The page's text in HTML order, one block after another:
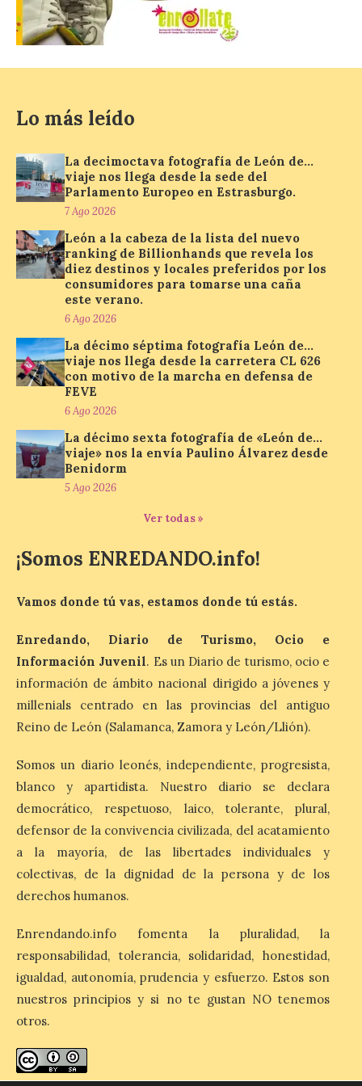
lanza un visor web para
localizar y disfrutar del
eclipse solar del 12 de
posición exacta del Sol y
así localizar el lugar ideal
para observar el eclipse
solar del 12 de agosto de 2026 sin
obstáculos. El visor es una herramienta a
la […]
Paradores renueva su
compromiso con La Vuelta
como patrocinador oficial
7 Ago 2026
La cadena hotelera pública
volverá a estar presente
en la zona de descanso
junto al control de firmas
y, como novedad, en el
Leaders Lounge, dos espacios exclusivos
para los ciclistas. El recorrido de La
Última llamada: Eclipse
Dónde alojarse y a qué
7 Ago 2026
León es la provincia más
económica (116€/noche),
pero también una de las
más agotadas: solo un 4%
Zamora, Palencia y Álava son las
provincias con menos margen: apenas un
1% de los alojamientos siguen libres para
esas […]
El eclipse genera un boom
de reservas hoteleras y
precios desorbitados,
7 Ago 2026
Asturias lidera el impacto
del fenómeno, con el
auge de la demanda redefine la
planificación: reservas más anticipadas y
Lo más leído
La decimoctava fotografía de León de…
viaje nos llega desde la sede del
Parlamento Europeo en Estrasburgo.
7 Ago 2026
León a la cabeza de la lista del nuevo
ranking de Billionhands que revela los
diez destinos y locales preferidos por los
consumidores para tomarse una caña
este verano.
6 Ago 2026
La décimo séptima fotografía León de…
viaje nos llega desde la carretera CL 626
con motivo de la marcha en defensa de
FEVE
6 Ago 2026
La décimo sexta fotografía de «León de…
viaje» nos la envía Paulino Álvarez desde
Benidorm
5 Ago 2026
Ver todas »
¡Somos ENREDANDO.info!
Vamos donde tú vas, estamos donde tú estás.
Enredando, Diario de Turismo, Ocio e
Información Juvenil. Es un Diario de turismo, ocio e
información de ámbito nacional dirigido a jóvenes y
millenials centrado en las provincias del antiguo
Reino de León (Salamanca, Zamora y León/Llión).
Somos un diario leonés, independiente, progresista,
blanco y apartidista. Nuestro diario se declara
democrático, respetuoso, laico, tolerante, plural,
defensor de la convivencia civilizada, del acatamiento
a la mayoría, de las libertades individuales y
colectivas, de la dignidad de la persona y de los
derechos humanos.
Enrendando.info fomenta la pluralidad, la
responsabilidad, tolerancia, solidaridad, honestidad,
igualdad, autonomía, prudencia y esfuerzo. Estos son
nuestros principios y si no te gustan NO tenemos
otros.